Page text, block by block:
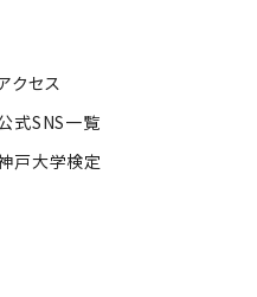
クセス
式SNS一覧
戸大学検定